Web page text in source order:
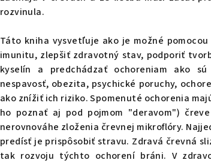
rozvinula.
Táto kniha vysvetľuje ako je možné
imunitu, zlepšiť zdravotný stav, podporiť
kyselín a predchádzať ochoreniam ako
nespavosť, obezita, psychické poruchy,
ako znížiť ich riziko. Spomenuté ochorenia
ho poznať aj pod pojmom "deravom")
nerovnováhe zloženia črevnej mikroflóry.
predísť je prispôsobiť stravu. Zdravá črevná
tak rozvoju týchto ochorení bráni. V